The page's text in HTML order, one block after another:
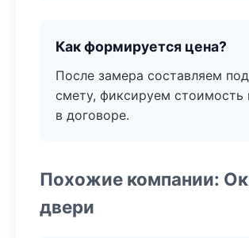
Как формируется цена?
После замера составляем
смету, фиксируем стоимость
в договоре.
Похожие компании:
двери